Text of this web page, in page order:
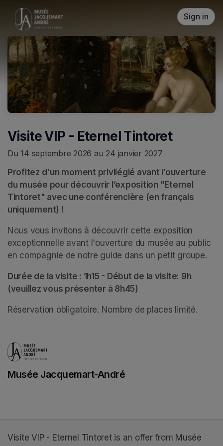
Skip header
Sign in
Visite VIP - Eternel Tintoret
Du 14 septembre 2026 au 24 janvier 2027
Profitez d'un moment privilégié avant l’ouverture
du musée pour découvrir l’exposition "Eternel
Tintoret" avec une conférencière (en français
uniquement) !
Nous vous invitons à découvrir cette exposition
exceptionnelle avant l'ouverture du musée au public
en compagnie de notre guide dans un petit groupe.
Durée de la visite : 1h15 - Début de la visite: 9h
(veuillez vous présenter à 8h45)
Réservation obligatoire. Nombre de places limité.
Musée Jacquemart-André
Visite VIP - Eternel Tintoret is an offer from Musée